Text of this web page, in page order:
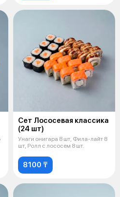
Сет Лососевая классика
(24 шт)
Унаги онигара 8 шт, Фила-лайт 8
шт, Ролл с лососем 8 шт.
8100 ₸